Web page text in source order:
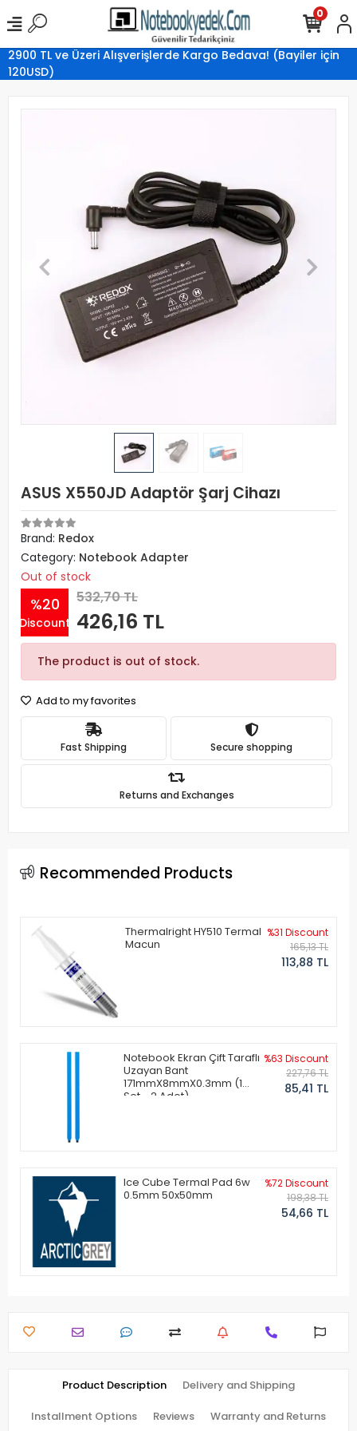
2900 TL ve Üzeri Alışverişlerde Kargo Bedava! (Bayiler için
120USD)
0
ASUS X550JD Adaptör Şarj Cihazı
Brand: Redox
Category: Notebook Adapter
Out of stock
%20
Discount
532,70 TL
426,16 TL
The product is out of stock.
Add to my favorites
Fast Shipping Secure shopping
Returns and Exchanges
Recommended Products
Thermalright HY510 Termal
Macun
%31 Discount
165,13 TL
113,88 TL
Notebook Ekran Çift Taraflı
Uzayan Bant
171mmX8mmX0.3mm (1
Set - 2 Adet)
%63 Discount
227,76 TL
85,41 TL
Ice Cube Termal Pad 6w
0.5mm 50x50mm
%72 Discount
198,38 TL
54,66 TL
Product Description Delivery and Shipping
Installment Options Reviews Warranty and Returns